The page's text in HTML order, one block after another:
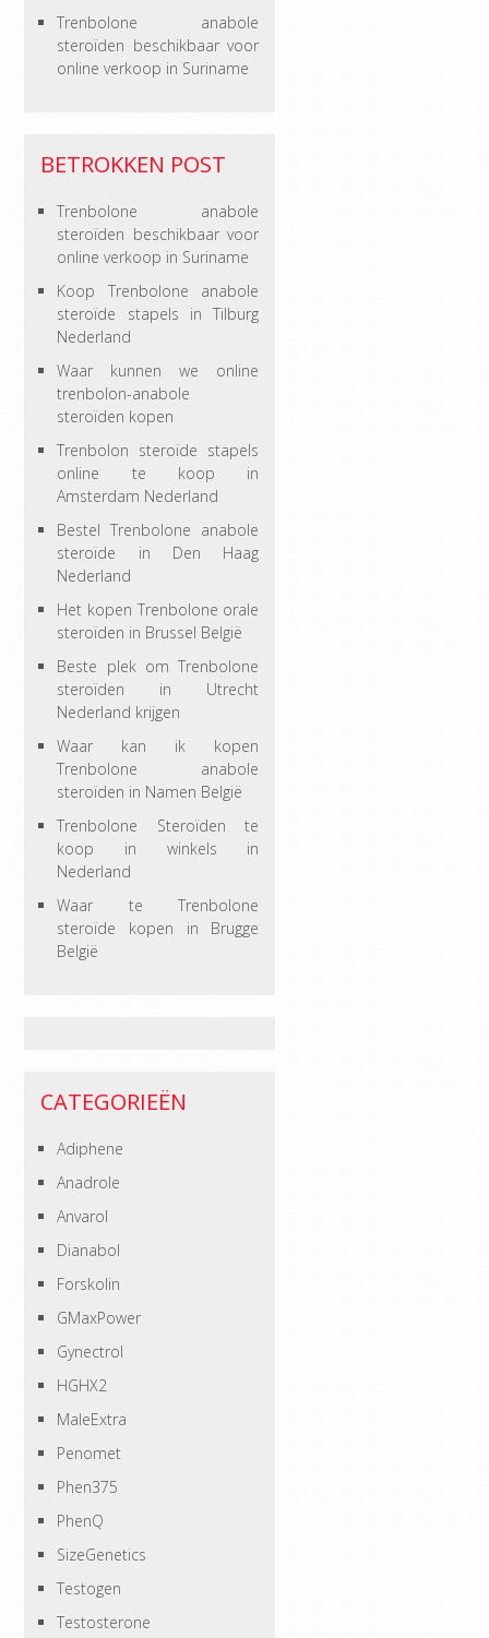
Trenbolone anabole
steroïden beschikbaar voor
online verkoop in Suriname
BETROKKEN POST
Trenbolone anabole
steroïden beschikbaar voor
online verkoop in Suriname
Koop Trenbolone anabole
steroïde stapels in Tilburg
Nederland
Waar kunnen we online
trenbolon-anabole
steroïden kopen
Trenbolon steroïde stapels
online te koop in
Amsterdam Nederland
Bestel Trenbolone anabole
steroïde in Den Haag
Nederland
Het kopen Trenbolone orale
steroïden in Brussel België
Beste plek om Trenbolone
steroïden in Utrecht
Nederland krijgen
Waar kan ik kopen
Trenbolone anabole
steroïden in Namen België
Trenbolone Steroïden te
koop in winkels in
Nederland
Waar te Trenbolone
steroïde kopen in Brugge
België
CATEGORIEËN
Adiphene
Anadrole
Anvarol
Dianabol
Forskolin
GMaxPower
Gynectrol
HGHX2
MaleExtra
Penomet
Phen375
PhenQ
SizeGenetics
Testogen
Testosterone